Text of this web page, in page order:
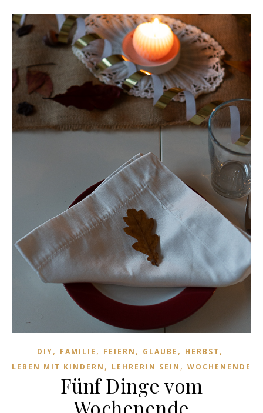
DIY, FAMILIE , FEIERN , GLAUBE , HERBST ,
LEBEN MIT KINDERN , LEHRERIN SEIN , WOCHENENDE
Fünf Dinge vom